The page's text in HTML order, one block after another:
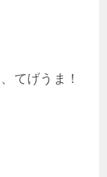
てげうま！